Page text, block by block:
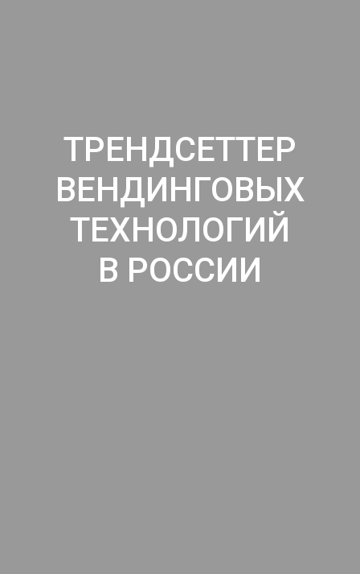
ТРЕНДСЕТТЕР
ВЕНДИНГОВЫХ
ТЕХНОЛОГИЙ
В РОССИИ